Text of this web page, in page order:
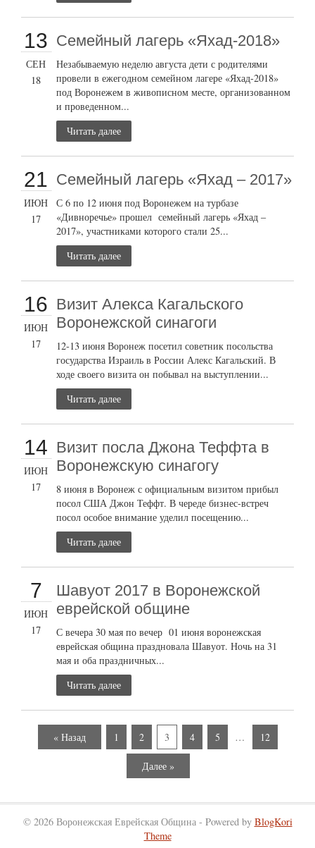
13
СЕН
18
Семейный лагерь «Яхад-2018»
Незабываемую неделю августа дети с родителями
провели в ежегодном семейном лагере «Яхад-2018»
под Воронежем в живописном месте, организованном
и проведенном...
Читать далее
21
ИЮН
17
Семейный лагерь «Яхад – 2017»
С 6 по 12 июня под Воронежем на турбазе
«Дивноречье» прошел семейный лагерь «Яхад –
2017», участниками которого стали 25...
Читать далее
16
ИЮН
17
Визит Алекса Кагальского
Воронежской синагоги
12-13 июня Воронеж посетил советник посольства
государства Израиль в России Алекс Кагальский. В
ходе своего визита он побывал на выступлении...
Читать далее
14
ИЮН
17
Визит посла Джона Теффта в
Воронежскую синагогу
8 июня в Воронеж с официальным визитом прибыл
посол США Джон Теффт. В череде бизнес-встреч
посол особое внимание уделил посещению...
Читать далее
7
ИЮН
17
Шавуот 2017 в Воронежской
еврейской общине
С вечера 30 мая по вечер 01 июня воронежская
еврейская община праздновала Шавуот. Ночь на 31
мая и оба праздничных...
Читать далее
« Назад 1 2 3 4 5 … 12
Далее »
© 2026 Воронежская Еврейская Община - Powered by BlogKori
Theme